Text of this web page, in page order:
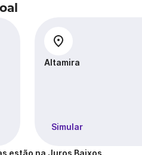
Altamira
Simular
estão na Juros Baixos